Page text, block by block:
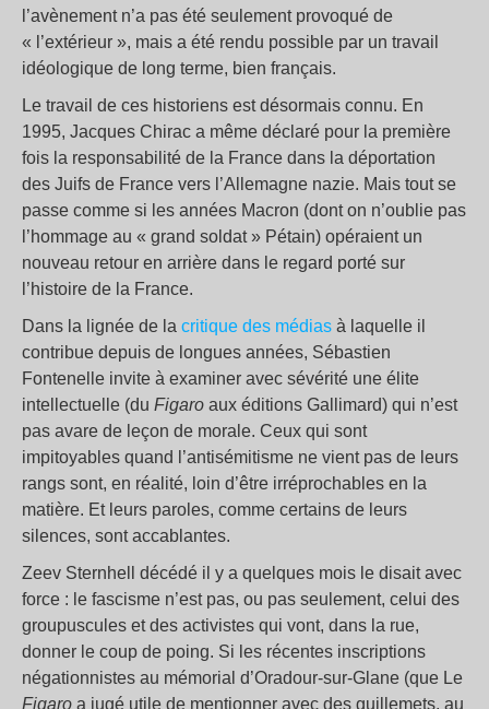
l’avènement n’a pas été seulement provoqué de
« l’extérieur », mais a été rendu possible par un travail
idéologique de long terme, bien français.
Le travail de ces historiens est désormais connu. En
1995, Jacques Chirac a même déclaré pour la première
fois la responsabilité de la France dans la déportation
des Juifs de France vers l’Allemagne nazie. Mais tout se
passe comme si les années Macron (dont on n’oublie pas
l’hommage au « grand soldat » Pétain) opéraient un
nouveau retour en arrière dans le regard porté sur
l’histoire de la France.
Dans la lignée de la critique des médias à laquelle il
contribue depuis de longues années, Sébastien
Fontenelle invite à examiner avec sévérité une élite
intellectuelle (du Figaro aux éditions Gallimard) qui n’est
pas avare de leçon de morale. Ceux qui sont
impitoyables quand l’antisémitisme ne vient pas de leurs
rangs sont, en réalité, loin d’être irréprochables en la
matière. Et leurs paroles, comme certains de leurs
silences, sont accablantes.
Zeev Sternhell décédé il y a quelques mois le disait avec
force : le fascisme n’est pas, ou pas seulement, celui des
groupuscules et des activistes qui vont, dans la rue,
donner le coup de poing. Si les récentes inscriptions
négationnistes au mémorial d’Oradour-sur-Glane (que Le
Figaro a jugé utile de mentionner avec des guillemets, au